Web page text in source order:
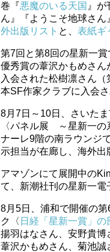
巻『悪魔のいる天国 』
ん』『ようこそ地球さん
外出版リスト と、 表紙ギ
第7回と第8回の星新一
優秀賞の葦沢かもめさん
入会された松樹凛さん
本SF作家クラブに入会
8月7日～10日、さいた
〈パネル展 ～星新一の
ナーレ9階の南ラウンジ
示担当が在廊し、海外出
アマゾンにて展開中の
て、新潮社刊の星新一電
8月5日、浦和で開催の
ク〈 日経「星新一賞」の
揚羽はなさん、安野貴博
葦沢かもめさん、菊池